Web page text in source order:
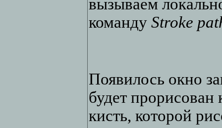
вызываем
команду Stroke
Появилось окно
будет
кисть, которой